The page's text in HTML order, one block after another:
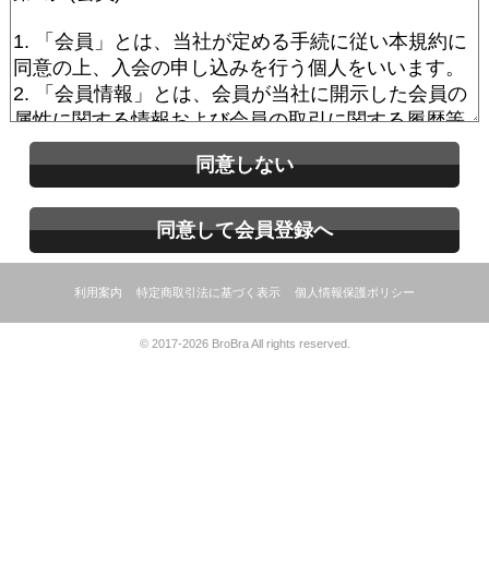
同意しない
同意して会員登録へ
利用案内 特定商取引法に基づく表示 個人情報保護ポリシー
© 2017-2026 BroBra All rights reserved.